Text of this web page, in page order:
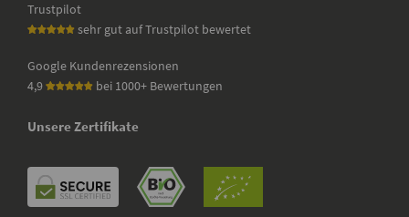
Trustpilot
sehr gut auf Trustpilot bewertet
Google Kundenrezensionen
4,9
bei 1000+ Bewertungen
Unsere Zertifikate